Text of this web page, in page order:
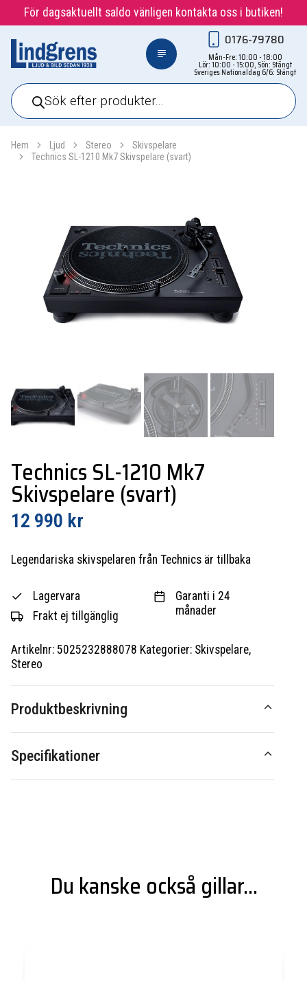
För dagsaktuellt saldo vänligen kontakta oss i butiken!
Products
search
0176-79780
Mån-Fre: 10:00 - 18:00
Lör: 10:00 - 15:00, Sön: Stängt
Sveriges Nationaldag 6/6: Stängt
Hem Ljud Stereo
Skivspelare
Technics SL-1210 Mk7 Skivspelare (svart)
Technics SL-1210 Mk7
Skivspelare (svart)
12 990 kr
Legendariska skivspelaren från Technics är tillbaka
Lagervara
Frakt ej tillgänglig
Garanti i 24
månader
Artikelnr: 5025232888078 Kategorier: Skivspelare,
Stereo
Produktbeskrivning
Specifikationer
Du kanske också gillar...